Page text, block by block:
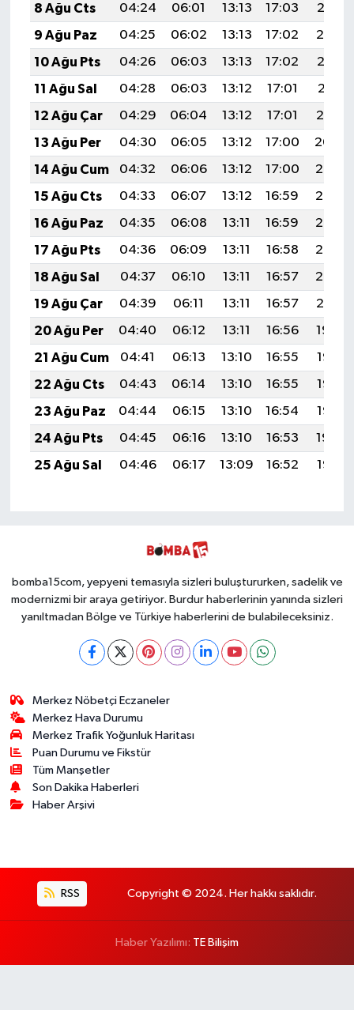
8 Ağu Cts
04:24 06:01 13:13 17:03
20:15
9 Ağu Paz
04:25 06:02 13:13 17:02
20:14
10 Ağu Pts
04:26 06:03 13:13 17:02
20:13
11 Ağu Sal
04:28 06:03 13:12 17:01
20:11
12 Ağu Çar
04:29 06:04 13:12 17:01
20:10
13 Ağu Per
04:30 06:05 13:12 17:00
20:09
14 Ağu Cum
04:32 06:06 13:12 17:00
20:07
15 Ağu Cts
04:33 06:07 13:12 16:59
20:06
16 Ağu Paz
04:35 06:08 13:11 16:59
20:05
17 Ağu Pts
04:36 06:09 13:11 16:58
20:03
18 Ağu Sal
04:37 06:10 13:11 16:57
20:02
19 Ağu Çar
04:39 06:11 13:11 16:57
20:01
20 Ağu Per
04:40 06:12 13:11 16:56
19:59
21 Ağu Cum
04:41 06:13 13:10 16:55
19:58
22 Ağu Cts
04:43 06:14 13:10 16:55
19:56
23 Ağu Paz
04:44 06:15 13:10 16:54
19:55
24 Ağu Pts
04:45 06:16 13:10 16:53
19:54
25 Ağu Sal
04:46 06:17 13:09 16:52 19:52
bomba15com, yepyeni temasıyla sizleri buluştururken, sadelik ve
modernizmi bir araya getiriyor. Burdur haberlerinin yanında sizleri
yanıltmadan Bölge ve Türkiye haberlerini de bulabileceksiniz.
Merkez Nöbetçi Eczaneler
Merkez Hava Durumu
Merkez Trafik Yoğunluk Haritası
Puan Durumu ve Fikstür
Tüm Manşetler
Son Dakika Haberleri
Haber Arşivi
RSS Copyright © 2024. Her hakkı saklıdır.
Haber Yazılımı: TE Bilişim